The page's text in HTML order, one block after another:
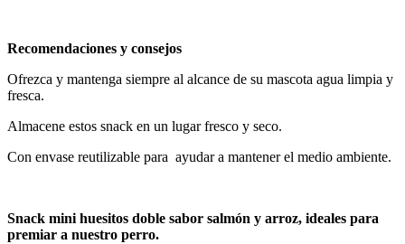
Recomendaciones y consejos
Ofrezca y mantenga siempre al alcance de su mascota agua limpia y
fresca.
Almacene estos snack en un lugar fresco y seco.
Con envase reutilizable para ayudar a mantener el medio ambiente.
Snack mini huesitos doble sabor salmón y arroz, ideales para
premiar a nuestro perro.